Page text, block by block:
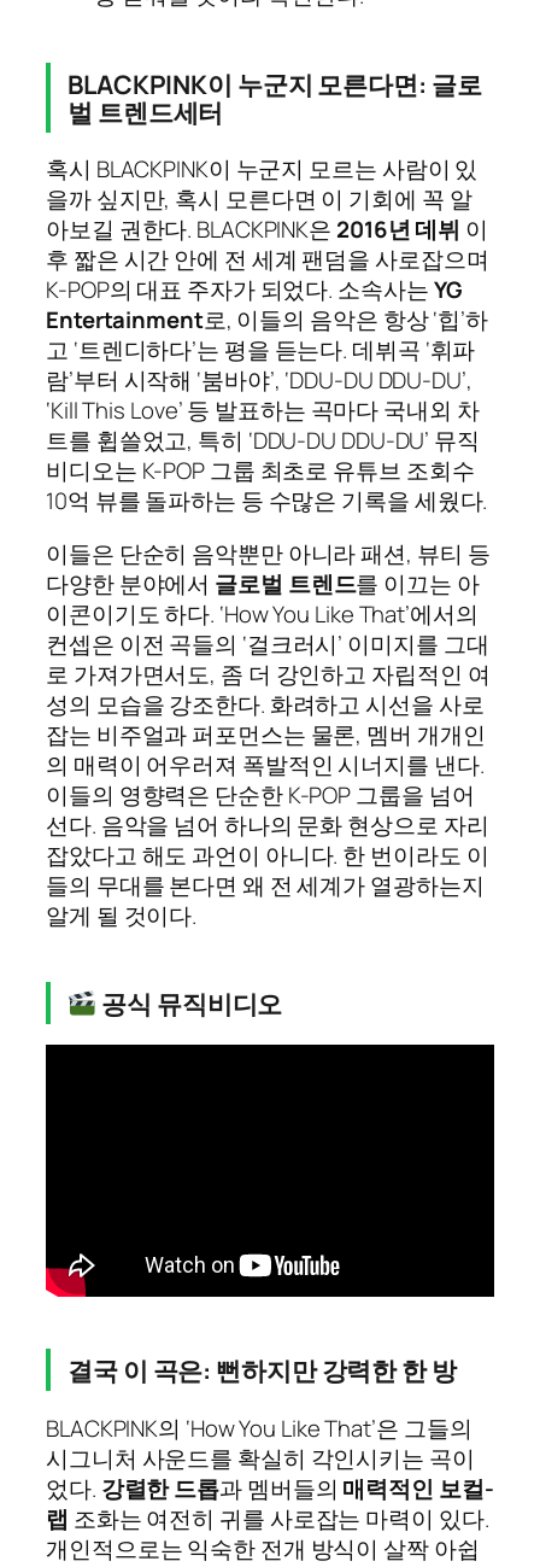
BLACKPINK이 누군지 모른다면: 글로
벌 트렌드세터
혹시 BLACKPINK이 누군지 모르는 사람이 있
을까 싶지만, 혹시 모른다면 이 기회에 꼭 알
아보길 권한다. BLACKPINK은 2016년 데뷔 이
후 짧은 시간 안에 전 세계 팬덤을 사로잡으며
K-POP의 대표 주자가 되었다. 소속사는YG
Entertainment로, 이들의 음악은 항상 ‘힙’하
고 ‘트렌디하다’는 평을 듣는다. 데뷔곡 ‘휘파
람’부터 시작해 ‘붐바야’, ‘DDU-DU DDU-DU’,
‘Kill This Love’ 등 발표하는 곡마다 국내외 차
트를 휩쓸었고, 특히 ‘DDU-DU DDU-DU’ 뮤직
비디오는 K-POP 그룹 최초로 유튜브 조회수
10억 뷰를 돌파하는 등 수많은 기록을 세웠다.
이들은 단순히 음악뿐만 아니라 패션, 뷰티 등
다양한 분야에서 글로벌 트렌드를 이끄는 아
이콘이기도 하다. ‘How You Like That’에서의
컨셉은 이전 곡들의 ‘걸크러시’ 이미지를 그대
로 가져가면서도, 좀 더 강인하고 자립적인 여
성의 모습을 강조한다. 화려하고 시선을 사로
잡는 비주얼과 퍼포먼스는 물론, 멤버 개개인
의 매력이 어우러져 폭발적인 시너지를 낸다.
이들의 영향력은 단순한 K-POP 그룹을 넘어
선다. 음악을 넘어 하나의 문화 현상으로 자리
잡았다고 해도 과언이 아니다. 한 번이라도 이
들의 무대를 본다면 왜 전 세계가 열광하는지
알게 될 것이다.
공식 뮤직비디오
결국 이 곡은: 뻔하지만 강력한 한 방
BLACKPINK의 ‘How You Like That’은 그들의
시그니처 사운드를 확실히 각인시키는 곡이
었다. 강렬한 드롭과 멤버들의 매력적인 보컬-
랩 조화는 여전히 귀를 사로잡는 마력이 있다.
개인적으로는 익숙한 전개 방식이 살짝 아쉽